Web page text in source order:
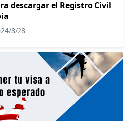
descargar el Registro Civil
8/28